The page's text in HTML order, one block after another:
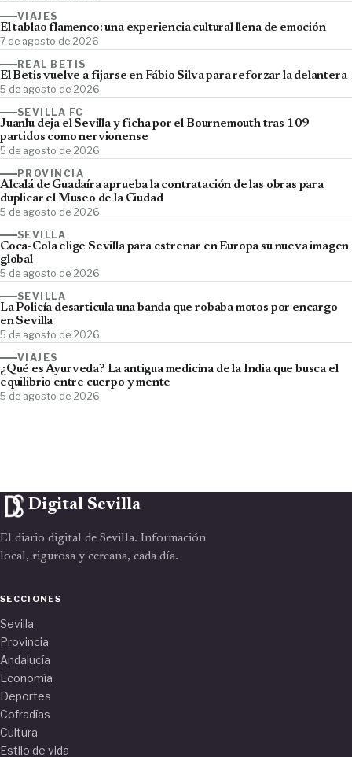
VIAJES
El tablao flamenco: una experiencia cultural llena de emoción
7 de agosto de 2026
REAL BETIS
El Betis vuelve a fijarse en Fábio Silva para reforzar la delantera
5 de agosto de 2026
SEVILLA FC
Juanlu deja el Sevilla y ficha por el Bournemouth tras 109
partidos como nervionense
5 de agosto de 2026
PROVINCIA
Alcalá de Guadaíra aprueba la contratación de las obras para
duplicar el Museo de la Ciudad
5 de agosto de 2026
SEVILLA
Coca-Cola elige Sevilla para estrenar en Europa su nueva imagen
global
5 de agosto de 2026
SEVILLA
La Policía desarticula una banda que robaba motos por encargo
en Sevilla
5 de agosto de 2026
VIAJES
¿Qué es Ayurveda? La antigua medicina de la India que busca el
equilibrio entre cuerpo y mente
5 de agosto de 2026
Digital Sevilla
El diario digital de Sevilla. Información
local, rigurosa y cercana, cada día.
SECCIONES
Sevilla
Provincia
Andalucía
Economía
Deportes
Cofradías
Cultura
Estilo de vida